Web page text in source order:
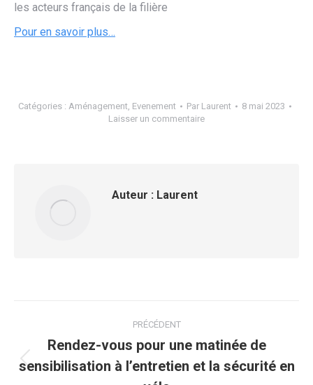
les acteurs français de la filière
Pour en savoir plus…
Catégories : Aménagement, Evenement Par Laurent
8 mai 2023
Laisser un commentaire
Auteur : Laurent
article
PRÉCÉDENT
Article
Rendez-vous pour une matinée de
sensibilisation à l’entretien et la sécurité en